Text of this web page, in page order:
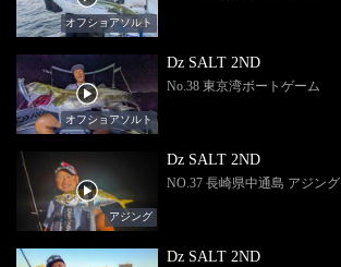
オフショアソルト
オフショアソルト
Dz SALT 2ND
No.38 東京湾ボートゲーム
アジング
Dz SALT 2ND
NO.37 長崎県中通島 アジング
Dz SALT 2ND